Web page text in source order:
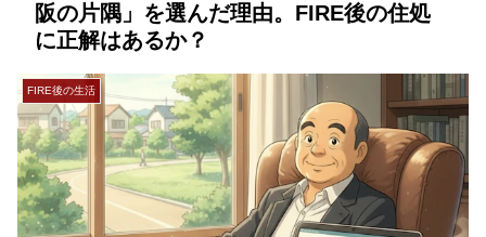
阪の片隅」を選んだ理由。FIRE後の住処
に正解はあるか？
FIRE後の生活